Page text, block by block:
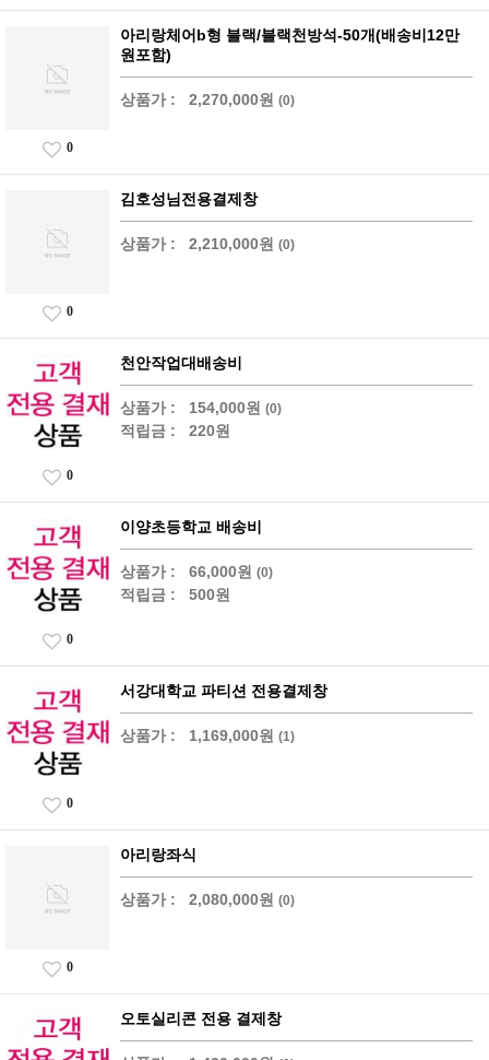
아리랑체어b형 블랙/블랙천방석-50개(배송비12만
원포함)
상품가 : 2,270,000원 (0)
0
김호성님전용결제창
상품가 : 2,210,000원 (0)
0
천안작업대배송비
상품가 : 154,000원 (0)
적립금 : 220원
0
이양초등학교 배송비
상품가 : 66,000원 (0)
적립금 : 500원
0
서강대학교 파티션 전용결제창
상품가 : 1,169,000원 (1)
0
아리랑좌식
상품가 : 2,080,000원 (0)
0
오토실리콘 전용 결제창